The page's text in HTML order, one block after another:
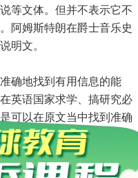
等文体。但并不表示它不
阿姆斯特朗在爵士音乐史
明文。
确地找到有用信息的能
英语国家求学、搞研究必
可以在原文当中找到准确
了答案，看到标准答案，
于牵强。